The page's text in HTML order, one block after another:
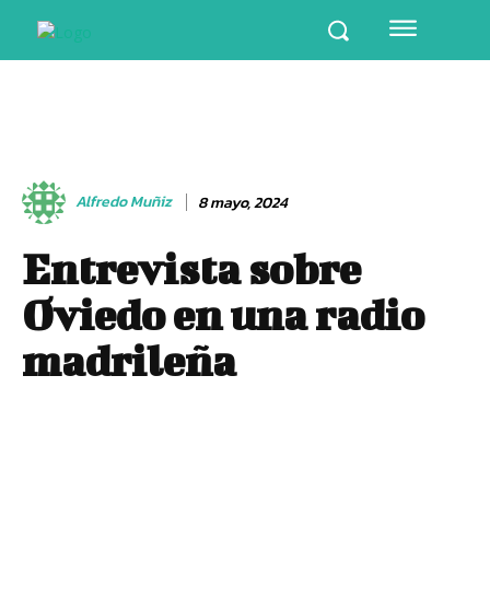
Alfredo Muñiz 8 mayo, 2024
Entrevista sobre
Oviedo en una radio
madrileña